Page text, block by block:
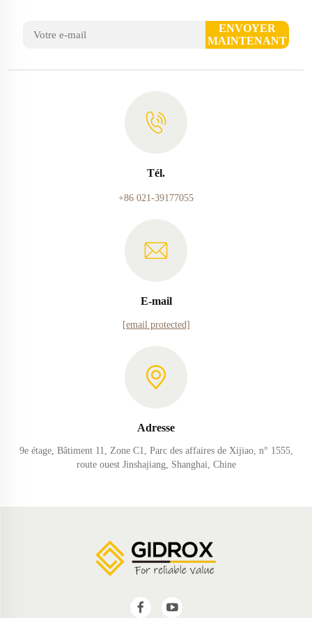
ENVOYER
MAINTENANT
Tél.
+86 021-39177055
E-mail
[email protected]
Adresse
9e étage, Bâtiment 11, Zone C1, Parc des affaires de Xijiao, n° 1555,
route ouest Jinshajiang, Shanghai, Chine